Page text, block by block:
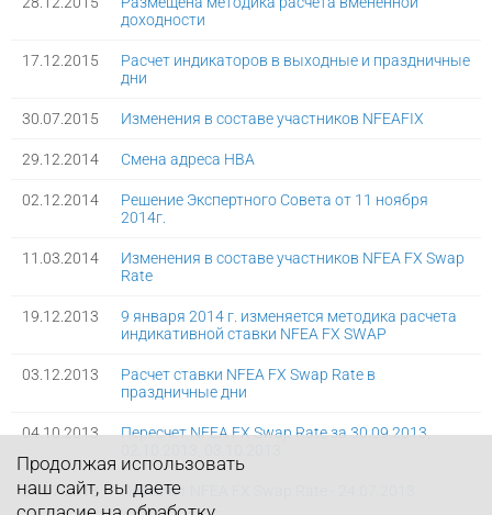
доходности
17.12.2015
Расчет индикаторов в выходные и праздничные
дни
30.07.2015 Изменения в составе участников NFEAFIX
29.12.2014 Смена адреса НВА
02.12.2014
Решение Экспертного Совета от 11 ноября
2014г.
11.03.2014
Изменения в составе участников NFEA FX Swap
Rate
19.12.2013
9 января 2014 г. изменяется методика расчета
индикативной ставки NFEA FX SWAP
03.12.2013
Расчет ставки NFEA FX Swap Rate в
праздничные дни
04.10.2013
Пересчет NFEA FX Swap Rate за 30.09.2013,
24.07.2013 Пересчет NFEA FX Swap Rate - 24.07.2013
Продолжая использовать
наш сайт, вы даете